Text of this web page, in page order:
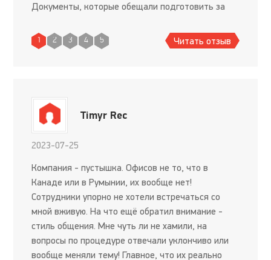
Документы, которые обещали подготовить за
прислали. Три месяца меня пер
1 2 3 4 5 Читать отзыв
Timyr Rec
2023-07-25
Компания - пустышка. Офисов не то, что в
Канаде или в Румынии, их вообще нет!
Сотрудники упорно не хотели встречаться со
мной вживую. На что ещё обратил внимание -
стиль общения. Мне чуть ли не хамили, на
вопросы по процедуре отвечали уклончиво или
вообще меняли тему! Главное, что их реально